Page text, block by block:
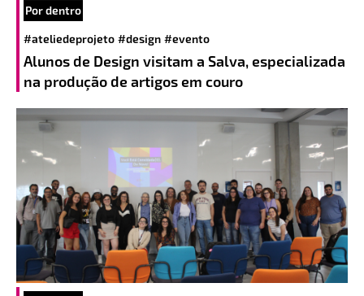
Por dentro
#ateliedeprojeto #design #evento
Alunos de Design visitam a Salva, especializada
na produção de artigos em couro